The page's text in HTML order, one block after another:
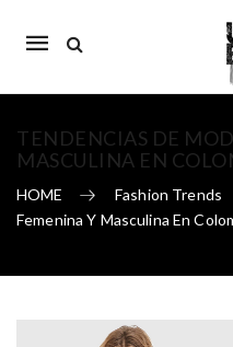
Mobile
TENDENCIAS DE
MASCULINA EN
HOME Fashion Trends
Femenina Y Masculina En
Skip to content